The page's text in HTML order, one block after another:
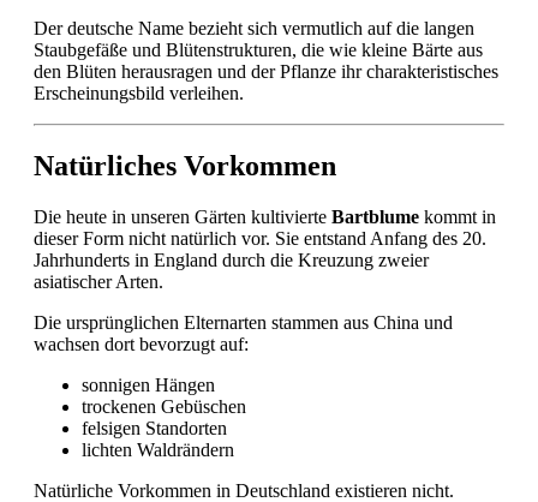
Der deutsche Name bezieht sich vermutlich auf die langen
Staubgefäße und Blütenstrukturen, die wie kleine Bärte aus
den Blüten herausragen und der Pflanze ihr charakteristisches
Erscheinungsbild verleihen.
Natürliches Vorkommen
Die heute in unseren Gärten kultivierte Bartblume kommt in
dieser Form nicht natürlich vor. Sie entstand Anfang des 20.
Jahrhunderts in England durch die Kreuzung zweier
asiatischer Arten.
Die ursprünglichen Elternarten stammen aus China und
wachsen dort bevorzugt auf:
sonnigen Hängen
trockenen Gebüschen
felsigen Standorten
lichten Waldrändern
Natürliche Vorkommen in Deutschland existieren nicht.